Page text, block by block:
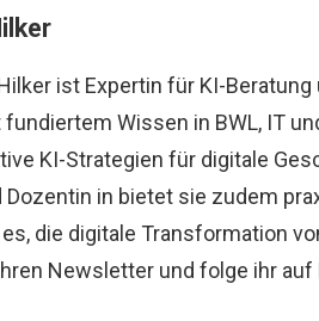
ist Expertin für KI-
fundiertem Wissen in BWL, IT
KI-Strategien für digitale
Dozentin in bietet sie zudem
die digitale Transformation
Newsletter und folge ihr auf